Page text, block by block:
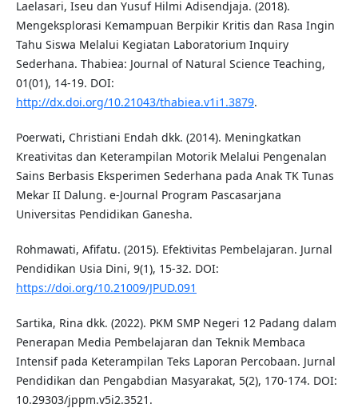
Laelasari, Iseu dan Yusuf Hilmi Adisendjaja. (2018).
Mengeksplorasi Kemampuan Berpikir Kritis dan Rasa Ingin
Tahu Siswa Melalui Kegiatan Laboratorium Inquiry
Sederhana. Thabiea: Journal of Natural Science Teaching,
01(01), 14-19. DOI:
http://dx.doi.org/10.21043/thabiea.v1i1.3879.
Poerwati, Christiani Endah dkk. (2014). Meningkatkan
Kreativitas dan Keterampilan Motorik Melalui Pengenalan
Sains Berbasis Eksperimen Sederhana pada Anak TK Tunas
Mekar II Dalung. e-Journal Program Pascasarjana
Universitas Pendidikan Ganesha.
Rohmawati, Afifatu. (2015). Efektivitas Pembelajaran. Jurnal
Pendidikan Usia Dini, 9(1), 15-32. DOI:
https://doi.org/10.21009/JPUD.091
Sartika, Rina dkk. (2022). PKM SMP Negeri 12 Padang dalam
Penerapan Media Pembelajaran dan Teknik Membaca
Intensif pada Keterampilan Teks Laporan Percobaan. Jurnal
Pendidikan dan Pengabdian Masyarakat, 5(2), 170-174. DOI:
10.29303/jppm.v5i2.3521.